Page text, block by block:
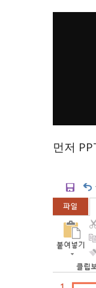
먼저